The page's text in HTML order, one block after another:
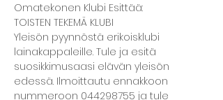
Omatekonen Klubi Esittää:
TOISTEN TEKEMÄ KLUBI
Yleisön pyynnöstä erikoisklubi
lainakappaleille. Tule ja esitä
suosikkimusaasi elävän yleisön
edessä. Ilmoittautu ennakkoon
nummeroon 044298755 ja tule